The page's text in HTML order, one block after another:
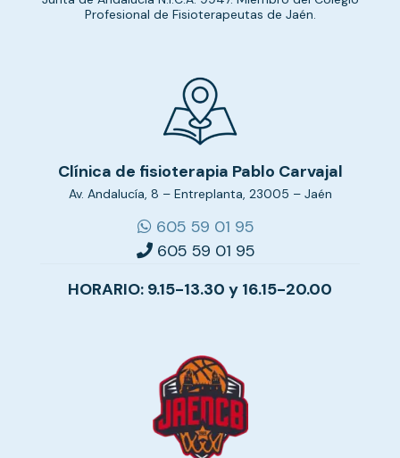
Profesional de Fisioterapeutas de Jaén.
Clínica de fisioterapia Pablo Carvajal
Av. Andalucía, 8 – Entreplanta, 23005 – Jaén
605 59 01 95
605 59 01 95
HORARIO: 9.15-13.30 y 16.15-20.00